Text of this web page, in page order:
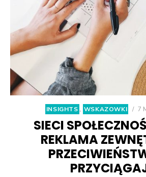
INSIGHTS , WSKAZOWKI / 7
SIECI
REKLAMA